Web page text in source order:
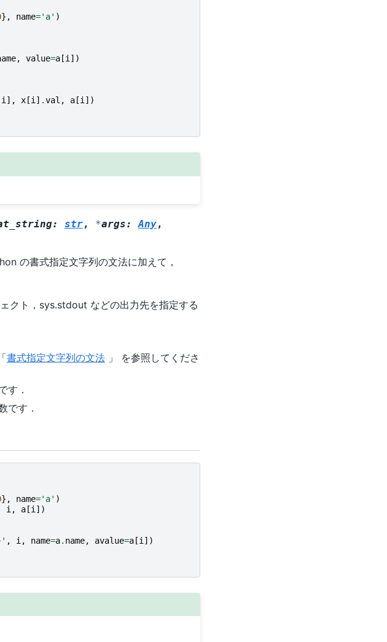
}, name='a' )
, value=a[i ])
i ], x[i ] .val , a[i ])
: str, *args: Any,
の書式指定文字列の文法に加えて，
クト，sys.stdout などの出力先を指定する
書式指定文字列の文法」 を参照してくださ
す．
です．
}, name='a' )
i , a[i ])
' , i , name=a. name, avalue=a[i ])